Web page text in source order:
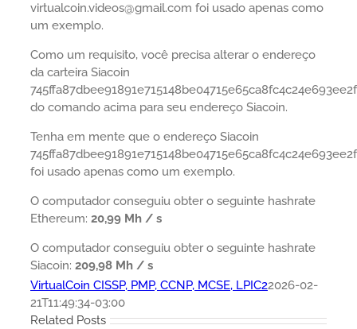
virtualcoin.videos@gmail.com foi usado apenas como
um exemplo.
Como um requisito, você precisa alterar o endereço
da carteira Siacoin
do comando acima para seu endereço Siacoin.
Tenha em mente que o endereço Siacoin
foi usado apenas como um exemplo.
O computador conseguiu obter o seguinte hashrate
Ethereum: 20,99 Mh / s
O computador conseguiu obter o seguinte hashrate
Siacoin: 209,98 Mh / s
VirtualCoin CISSP, PMP, CCNP, MCSE, LPIC22026-02-
21T11:49:34-03:00
Related Posts